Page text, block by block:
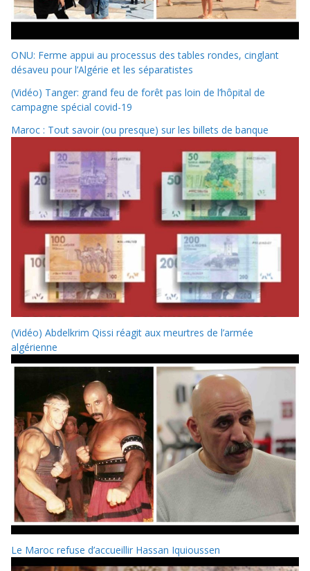
ONU: Ferme appui au processus des tables rondes, cinglant
désaveu pour l’Algérie et les séparatistes
(Vidéo) Tanger: grand feu de forêt pas loin de l’hôpital de
campagne spécial covid-19
Maroc : Tout savoir (ou presque) sur les billets de banque
(Vidéo) Abdelkrim Qissi réagit aux meurtres de l’armée
algérienne
Le Maroc refuse d’accueillir Hassan Iquioussen